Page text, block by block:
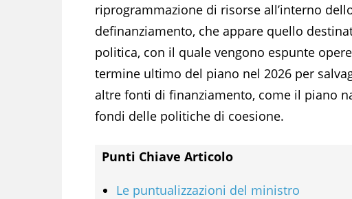
riprogrammazione di risorse all’interno
definanziamento, che appare quello
politica, con il quale vengono espunte
termine ultimo del piano nel 2026 per
altre fonti di finanziamento, come il piano
fondi delle politiche di coesione.
Punti Chiave Articolo
Le puntualizzazioni del ministro